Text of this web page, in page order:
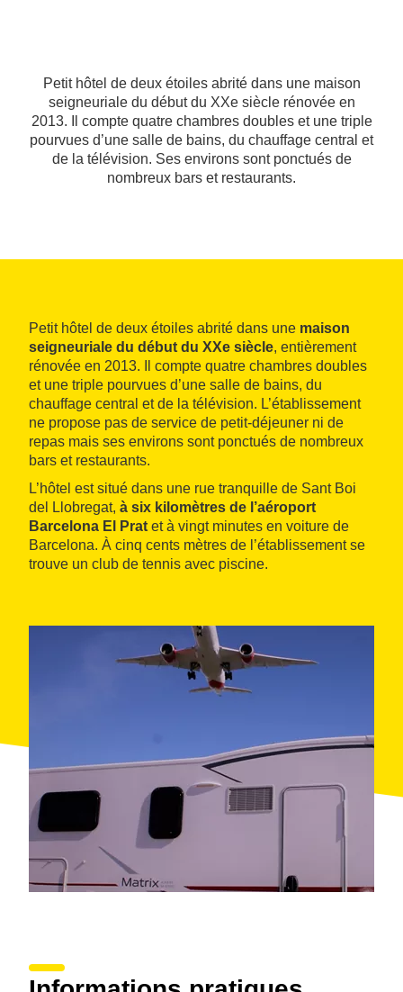
Petit hôtel de deux étoiles abrité dans une maison
seigneuriale du début du XXe siècle rénovée en
2013. Il compte quatre chambres doubles et une triple
pourvues d’une salle de bains, du chauffage central et
de la télévision. Ses environs sont ponctués de
nombreux bars et restaurants.
Petit hôtel de deux étoiles abrité dans une maison
seigneuriale du début du XXe siècle, entièrement
rénovée en 2013. Il compte quatre chambres doubles
et une triple pourvues d’une salle de bains, du
chauffage central et de la télévision. L’établissement
ne propose pas de service de petit-déjeuner ni de
repas mais ses environs sont ponctués de nombreux
bars et restaurants.
L’hôtel est situé dans une rue tranquille de Sant Boi
del Llobregat, à six kilomètres de l’aéroport
Barcelona El Prat et à vingt minutes en voiture de
Barcelona. À cinq cents mètres de l’établissement se
trouve un club de tennis avec piscine.